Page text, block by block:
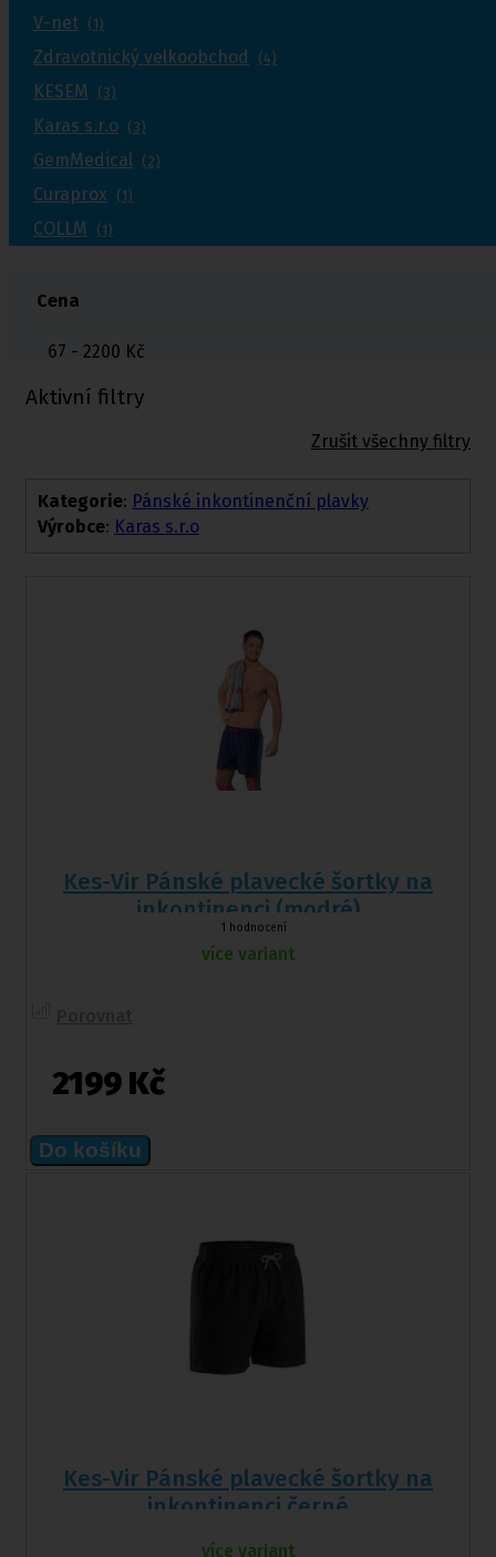
V-net (1)
Zdravotnický velkoobchod (4)
KESEM (3)
Karas s.r.o (3)
GemMedical (2)
Curaprox (1)
COLLM (1)
Cena
67 - 2200 Kč
Aktivní filtry
Zrušit všechny filtry
Kategorie: Pánské inkontinenční plavky
Výrobce: Karas s.r.o
Kes-Vir Pánské plavecké šortky na
inkontinenci (modré)
1 hodnocení
více variant
2199 Kč
Do košíku
Kes-Vir Pánské plavecké šortky na
inkontinenci černé
více variant